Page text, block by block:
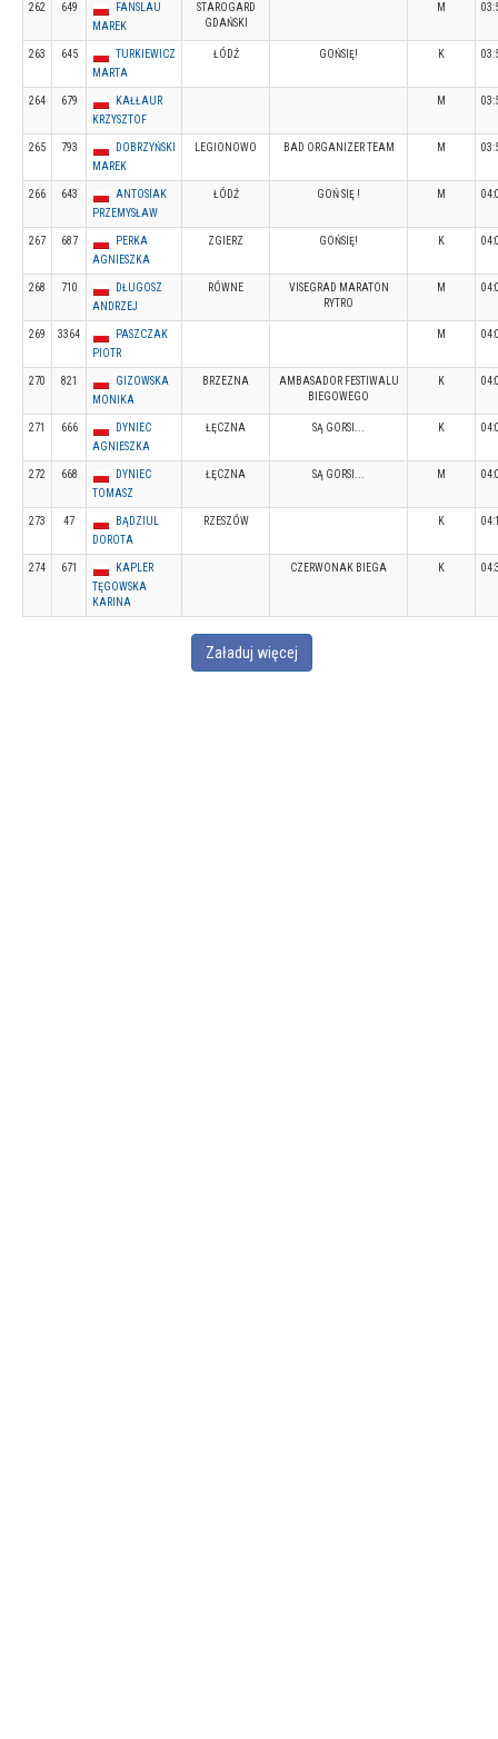
262 649
FANSLAU
MAREK
STAROGARD
GDAŃSKI
M
263 645
TURKIEWICZ
MARTA
ŁÓDŹ GOŃSIĘ! K
264 679
KAŁŁAUR
KRZYSZTOF
M
265 793
DOBRZYŃSKI
MAREK
LEGIONOWO BAD ORGANIZER TEAM M
266 643
ANTOSIAK
PRZEMYSŁAW
ŁÓDŹ GOŃ SIĘ ! M
267 687
PERKA
AGNIESZKA
ZGIERZ GOŃSIĘ! K
268 710
DŁUGOSZ
ANDRZEJ
RÓWNE
VISEGRAD MARATON
RYTRO
M
269 3364
PASZCZAK
PIOTR
M
270 821
GIZOWSKA
MONIKA
BRZEZNA
AMBASADOR FESTIWALU
BIEGOWEGO
K
271 666
DYNIEC
AGNIESZKA
ŁĘCZNA SĄ GORSI... K
272 668
DYNIEC
TOMASZ
ŁĘCZNA SĄ GORSI... M
273 47
BĄDZIUL
DOROTA
RZESZÓW K
274 671
KAPLER
TĘGOWSKA
KARINA
CZERWONAK BIEGA K
Załaduj więcej